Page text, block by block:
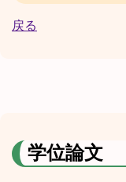
戻る
学位論文